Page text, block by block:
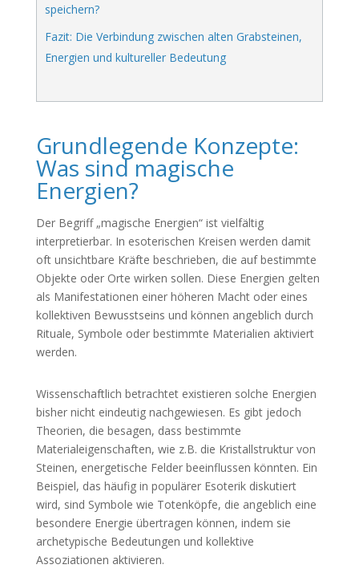
speichern?
Fazit: Die Verbindung zwischen alten Grabsteinen,
Energien und kultureller Bedeutung
Grundlegende Konzepte:
Was sind magische
Energien?
Der Begriff „magische Energien“ ist vielfältig
interpretierbar. In esoterischen Kreisen werden damit
oft unsichtbare Kräfte beschrieben, die auf bestimmte
Objekte oder Orte wirken sollen. Diese Energien gelten
als Manifestationen einer höheren Macht oder eines
kollektiven Bewusstseins und können angeblich durch
Rituale, Symbole oder bestimmte Materialien aktiviert
werden.
Wissenschaftlich betrachtet existieren solche Energien
bisher nicht eindeutig nachgewiesen. Es gibt jedoch
Theorien, die besagen, dass bestimmte
Materialeigenschaften, wie z.B. die Kristallstruktur von
Steinen, energetische Felder beeinflussen könnten. Ein
Beispiel, das häufig in populärer Esoterik diskutiert
wird, sind Symbole wie Totenköpfe, die angeblich eine
besondere Energie übertragen können, indem sie
archetypische Bedeutungen und kollektive
Assoziationen aktivieren.